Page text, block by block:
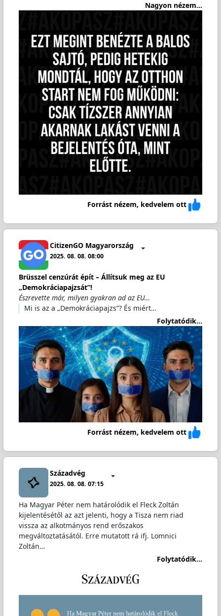
Nagyon nézem...
Forrást nézem, kedvelem ott
CitizenGO Magyarország
2025. 08. 08. 08:00
Brüsszel cenzúrát épít – Állítsuk meg az EU
„Demokráciapajzsát”!
Észrevette már, milyen gyakran ad az EU…
Mi is az a „Demokráciapajzs”? És miért…
Folytatódik...
Forrást nézem, kedvelem ott
Századvég
2025. 08. 08. 07:15
Ha Magyar Péter nem határolódik el Fleck Zoltán
kijelentésétől az azt jelenti, hogy a Tisza nem riad
vissza az alkotmányos rend erőszakos
megváltoztatásától. Erre mutatott rá ifj. Lomnici
Zoltán…
Folytatódik...